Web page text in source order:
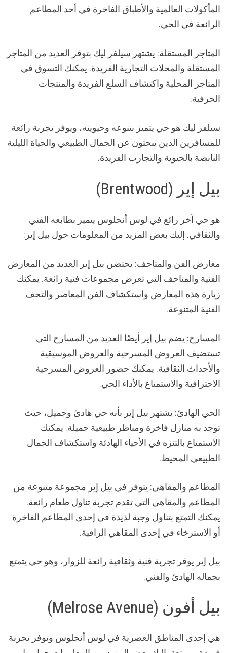
المأكولات العالمية والأطباق الفاخرة في أحد المطاعم
الرائعة في الحي.
المتاجر المستقلة: يشتهر سيلفر ليك بتوفر العديد من المتاجر
المستقلة والمحلات التجارية الفريدة. يمكنك التسوق في
المتاجر المحلية واكتشاف السلع الفريدة والمنتجات
الحرفية.
سيلفر ليك هو حي يتميز بتنوعه وحيويته، ويوفر تجربة رائعة
للمسافرين الذين يبحثون عن الجمال الطبيعي والحياة الليلية
النابضة بالحيوية والتجارب الفريدة.
بيل إير (Brentwood)
هو حي آخر رائع في لوس أنجلوس يتميز بطابعه الفني
والثقافي. إليك بعض المزيد من المعلومات حول بيل إير:
معارض الفن والمتاحف: يحتضن بيل إير العديد من المعارض
الفنية والمتاحف التي تعرض مجموعات فنية رائعة. يمكنك
زيارة هذه المعارض واستكشاف الفن المعاصر والتحف
الفنية المتنوعة.
المسارح: يضم بيل إير أيضًا العديد من المسارح التي
تستضيف العروض المسرحية والعروض الموسيقية
والأحداث الثقافية. يمكنك حضور العروض المسرحية
الاحترافية والاستمتاع بالأداء الحي.
الحي الهادئ: يشتهر بيل إير بأنه حي هادئ وجميل، حيث
توجد به منازل فاخرة ومناظر طبيعية جميلة. يمكنك
الاستمتاع بالتنزه في الأحياء الهادئة واستكشاف الجمال
الطبيعي المحيط.
المطاعم والمقاهي: يتوفر في بيل إير مجموعة متنوعة من
المطاعم والمقاهي التي تقدم تجربة تناول طعام رائعة.
يمكنك التمتع بتناول وجبة لذيذة في إحدى المطاعم الفاخرة
أو الاسترخاء في إحدى المقاهي الراقية.
بيل إير يوفر تجربة فنية وثقافية رائعة للزوار، وهو حي يتمتع
بجماله الهادئ والفني.
بيل أفون (Melrose Avenue)
هي إحدى المناطق العصرية في لوس أنجلوس وتوفر تجربة